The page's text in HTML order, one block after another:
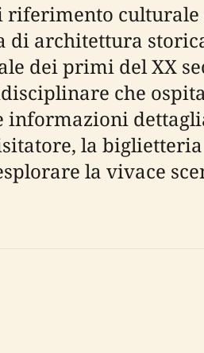
riferimento
di architettura
dei primi del XX
che
informazioni
la
la vivace